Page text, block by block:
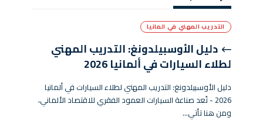
التدريب المهني في المانيا
دليل الأوسبيلدونغ: التدريب المهني
لطلاء السيارات في ألمانيا 2026
دليل الأوسبيلدونغ: التدريب المهني لطلاء السيارات في ألمانيا
2026 - تُعد صناعة السيارات العمود الفقري للاقتصاد الألماني،
ومن هنا تأتي…